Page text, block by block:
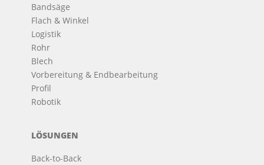
Bandsäge
Flach & Winkel
Logistik
Rohr
Blech
Vorbereitung & Endbearbeitung
Profil
Robotik
LÖSUNGEN
Back-to-Back